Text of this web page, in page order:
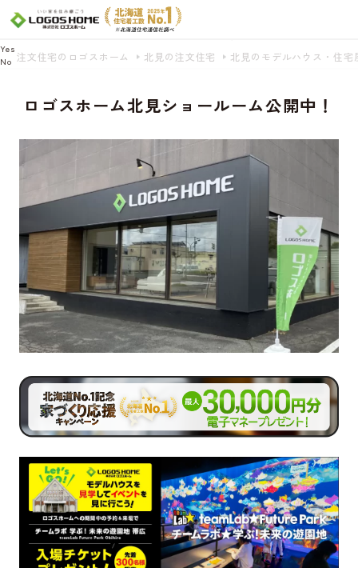
注文住宅のロゴスホーム 北見の注文住宅 北見のモデルハウス・住宅
ロゴスホーム北見ショールーム公開中！
Cookie を使用して、お客様の活動を追跡してもよろしいですか? 当社ではお客様の
プライバシーを極めて重視しています。詳細について、およびご質問がある場合
は、当社のプライバシーポリシーをご覧ください。
Yes
No